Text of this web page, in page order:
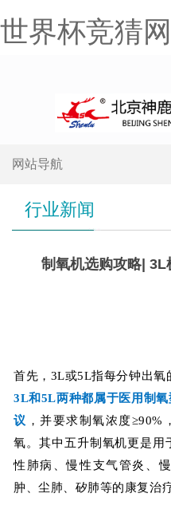
世界杯竞猜
网站导航
行业新闻
制氧机选购攻略| 3L
首先，3L或5L指每分钟出氧
3L和5L两种都属于医用制氧
议 ，并要求制氧浓度≥90%
氧。其中五升制氧机更是用
性肺病、慢性支气管炎、
肿、尘肺、矽肺等的康复治